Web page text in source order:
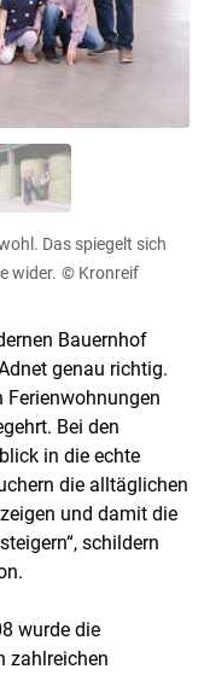
Das spiegelt sich
wider. © Kronreif
Bauernhof
genau richtig.
Ferienwohnungen
Bei den
in die echte
die alltäglichen
und damit die
schildern
wurde die
zahlreichen